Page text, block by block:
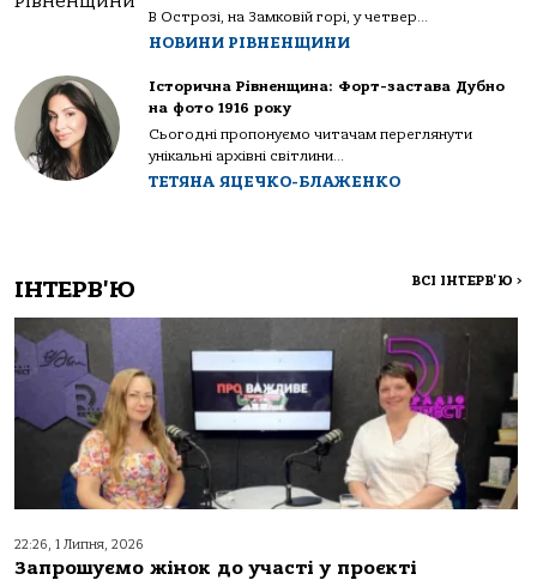
В Острозі, на Замковій горі, у четвер...
НОВИНИ РІВНЕНЩИНИ
Історична Рівненщина: Форт-застава Дубно
на фото 1916 року
Сьогодні пропонуємо читачам переглянути
унікальні архівні світлини...
ТЕТЯНА ЯЦЕЧКО-БЛАЖЕНКО
ІНТЕРВ'Ю ВСІ ІНТЕРВ'Ю >
22:26, 1 Липня, 2026
Запрошуємо жінок до участі у проєкті